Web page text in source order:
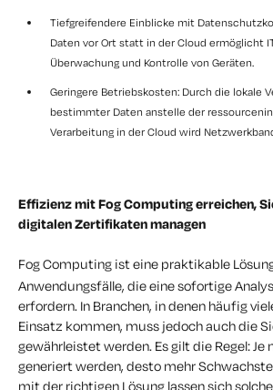
Tiefgreifendere Einblicke mit
Daten vor Ort statt in der Cloud ermöglicht
Überwachung und Kontrolle von Geräten.
Geringere Betriebskosten: Durch die lokale
bestimmter Daten anstelle der
Verarbeitung in der Cloud wird
Effizienz mit Fog Computing erreichen,
digitalen Zertifikaten managen
Fog Computing ist eine praktikable
Anwendungsfälle, die eine sofortige
erfordern. In Branchen, in denen häufig
Einsatz kommen, muss jedoch auch die
gewährleistet werden. Es gilt die Regel: Je
generiert werden, desto mehr
mit der richtigen Lösung lassen sich